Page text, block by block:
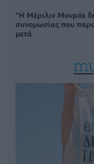
“Η Μέριλιν Μονρόε
συνομωσίας που
μετά